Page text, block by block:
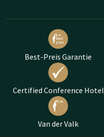
Best-Preis Garantie
Certified Conference Hotel
Van der Valk